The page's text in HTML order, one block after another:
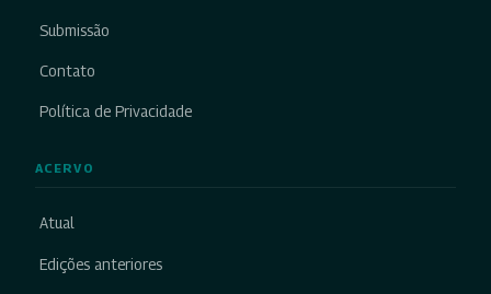
Submissão
Contato
Política de Privacidade
ACERVO
Atual
Edições anteriores